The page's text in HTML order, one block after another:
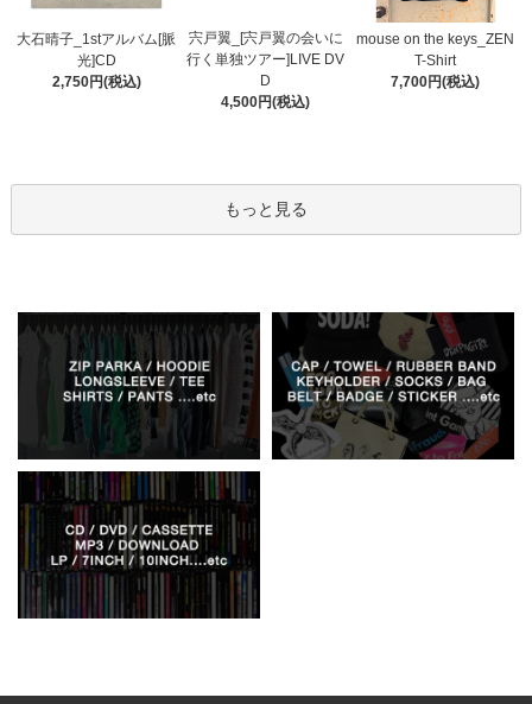
大石晴子_1stアルバム[脈
光]CD
2,750円(税込)
宍戸翼_[宍戸翼の会いに
行く単独ツアー]LIVE DV
D
4,500円(税込)
mouse on the keys_ZEN
T-Shirt
7,700円(税込)
もっと見る